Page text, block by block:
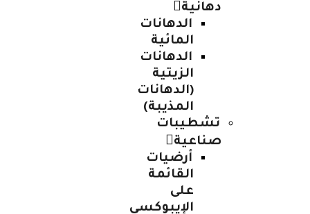
دهانية
الدهانات
المائية
الدهانات
الزيتية
(الدهانات
المذيبة)
تشطيبات
صناعية
أرضيات
القائمة
على
الإيبوكسي